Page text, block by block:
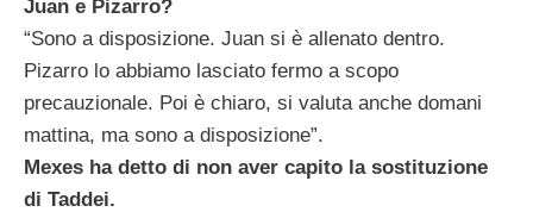
Juan e Pizarro?
“Sono a disposizione. Juan si è allenato dentro.
Pizarro lo abbiamo lasciato fermo a scopo
precauzionale. Poi è chiaro, si valuta anche domani
mattina, ma sono a disposizione”.
Mexes ha detto di non aver capito la sostituzione
di Taddei.